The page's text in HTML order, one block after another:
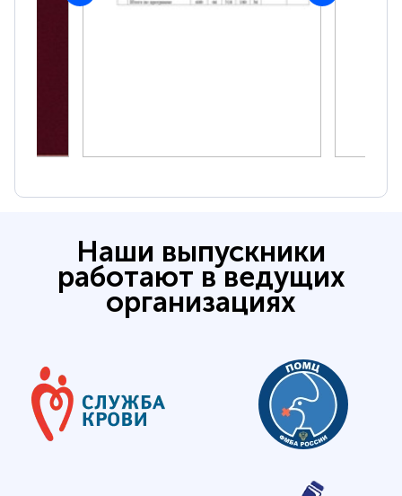
Наши выпускники
работают в ведущих
организациях